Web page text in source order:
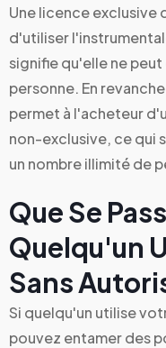
Une licence exclusive
d'utiliser
signifie qu'elle ne
personne. En
permet à l'acheteur
non-exclusive, ce qui
un nombre illimité de
Que Se
Quelqu'un
Sans
Si quelqu'un utilise
pouvez entamer des